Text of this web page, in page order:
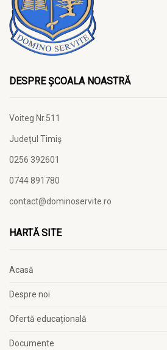
DESPRE ȘCOALA NOASTRĂ
Voiteg Nr.511
Județul Timiş
0256 392601
0744 891780
contact@dominoservite.ro
HARTĂ SITE
Acasă
Despre noi
Ofertă educațională
Documente